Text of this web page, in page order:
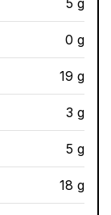
5 g
0 g
19 g
3 g
5 g
18 g